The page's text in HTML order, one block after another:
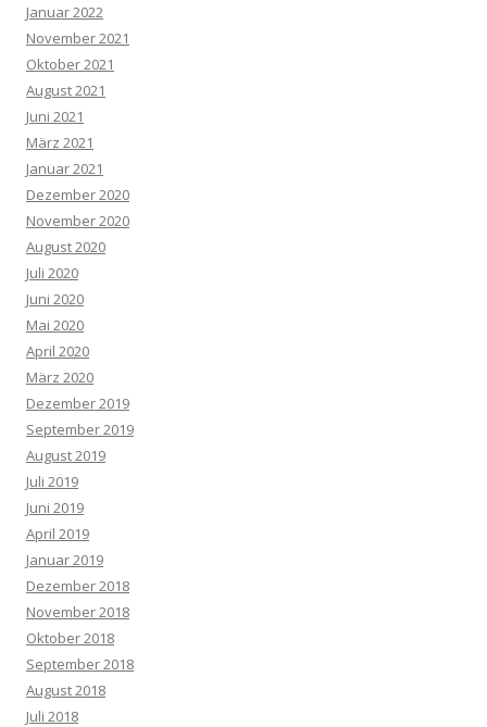
Januar 2022
November 2021
Oktober 2021
August 2021
Juni 2021
März 2021
Januar 2021
Dezember 2020
November 2020
August 2020
Juli 2020
Juni 2020
Mai 2020
April 2020
März 2020
Dezember 2019
September 2019
August 2019
Juli 2019
Juni 2019
April 2019
Januar 2019
Dezember 2018
November 2018
Oktober 2018
September 2018
August 2018
Juli 2018